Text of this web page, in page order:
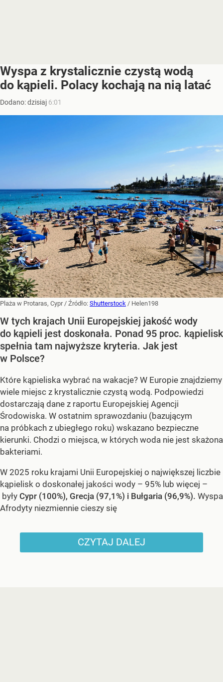
Wyspa z krystalicznie czystą wodą
do kąpieli. Polacy kochają na nią latać
Dodano:dzisiaj 6:01
Plaża w Protaras, Cypr/ Źródło: Shutterstock / Helen198
W tych krajach Unii Europejskiej jakość wody
do kąpieli jest doskonała. Ponad 95 proc. kąpielisk
spełnia tam najwyższe kryteria. Jak jest
w Polsce?
Które kąpieliska wybrać na wakacje? W Europie znajdziemy
wiele miejsc z krystalicznie czystą wodą. Podpowiedzi
dostarczają dane z raportu Europejskiej Agencji
Środowiska. W ostatnim sprawozdaniu (bazującym
na próbkach z ubiegłego roku) wskazano bezpieczne
kierunki. Chodzi o miejsca, w których woda nie jest skażona
bakteriami.
W 2025 roku krajami Unii Europejskiej o największej liczbie
kąpielisk o doskonałej jakości wody – 95% lub więcej –
były Cypr (100%), Grecja (97,1%) i Bułgaria (96,9%). Wyspa
Afrodyty niezmiennie cieszy się
CZYTAJ DALEJ